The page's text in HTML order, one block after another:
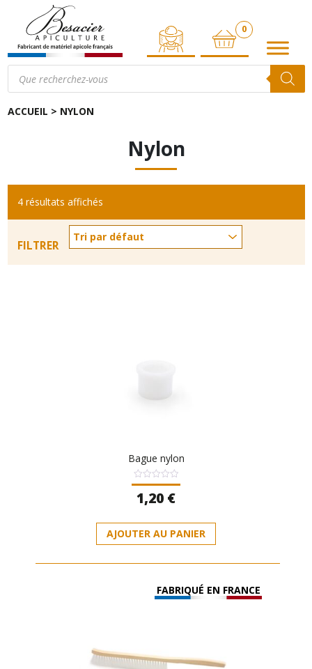
0
ARTICLE
Recherche
produits
ACCUEIL > NYLON
Nylon
4 résultats affichés
FILTRER
Bague nylon
Note
0
sur
1,20 €
AJOUTER AU PANIER
FABRIQUÉ EN FRANCE